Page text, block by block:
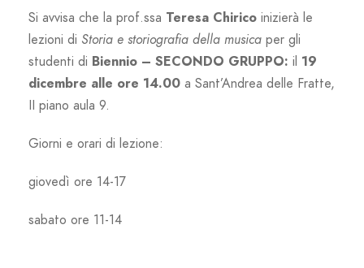
Si avvisa che la prof.ssa Teresa Chirico inizierà le
lezioni di Storia e storiografia della musica per gli
studenti di Biennio – SECONDO GRUPPO: il 19
dicembre alle ore 14.00 a Sant’Andrea delle Fratte,
II piano aula 9.
Giorni e orari di lezione:
giovedì ore 14-17
sabato ore 11-14